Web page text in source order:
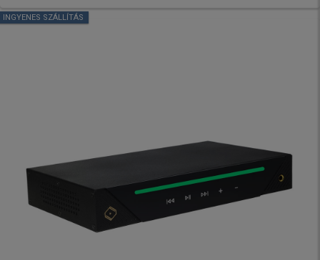
INGYENES SZÁLLÍTÁS